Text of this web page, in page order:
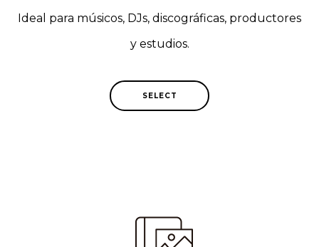
Ideal para músicos, DJs, discográficas, productores
y estudios.
SELECT